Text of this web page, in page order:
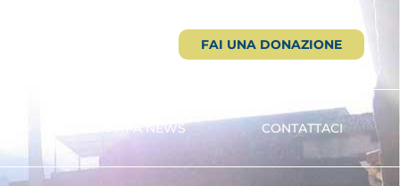
FAI UNA DONAZIONE
ARPA NEWS CONTATTACI